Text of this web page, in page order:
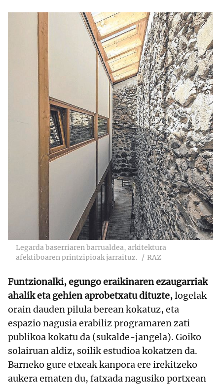
Legarda baserriaren barrualdea, arkitektura
afektiboaren printzipioak jarraituz.
RAZ
Funtzionalki, egungo eraikinaren ezaugarriak
ahalik eta gehien aprobetxatu dituzte,logelak
orain dauden pilula berean kokatuz, eta
espazio nagusia erabiliz programaren zati
publikoa kokatu da (sukalde-jangela). Goiko
solairuan aldiz, soilik estudioa kokatzen da.
Barneko gure etxeak kanpora ere irekitzeko
aukera ematen du, fatxada nagusiko portxean